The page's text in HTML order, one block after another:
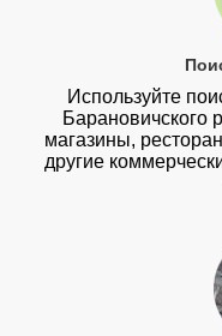
Используйте
Барановичского
магазины,
другие